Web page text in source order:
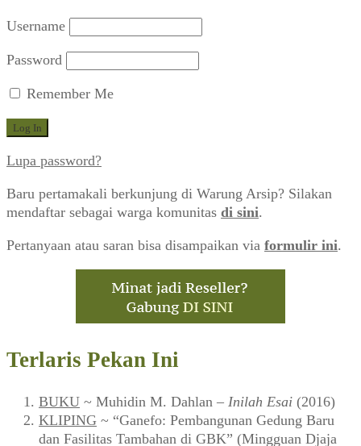
Username
Password
Remember Me
Lupa password?
Baru pertamakali berkunjung di Warung Arsip? Silakan
mendaftar sebagai warga komunitas di sini.
Pertanyaan atau saran bisa disampaikan via formulir ini.
Terlaris Pekan Ini
BUKU ~ Muhidin M. Dahlan – Inilah Esai (2016)
KLIPING ~ “Ganefo: Pembangunan Gedung Baru
dan Fasilitas Tambahan di GBK” (Mingguan Djaja